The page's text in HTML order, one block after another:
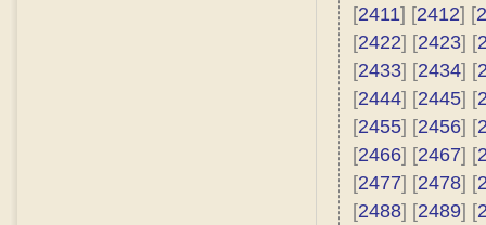
[2411] [2412] [
[2422] [2423] [
[2433] [2434] [
[2444] [2445] [
[2455] [2456] [
[2466] [2467] [
[2477] [2478] [
[2488] [2489] [